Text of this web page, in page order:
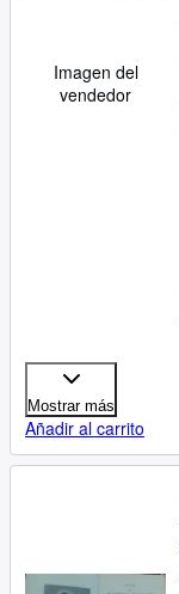
Imagen del
vendedor
Mostrar más
Añadir al carrito